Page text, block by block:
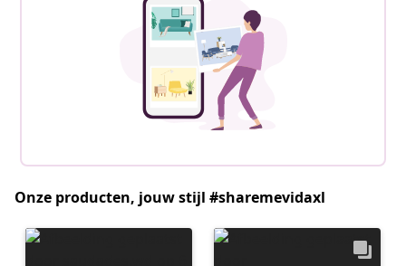
Onze producten, jouw stijl #sharemevidaxl